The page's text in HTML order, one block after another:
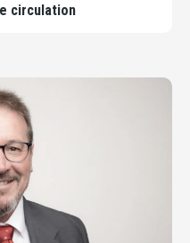
circulation